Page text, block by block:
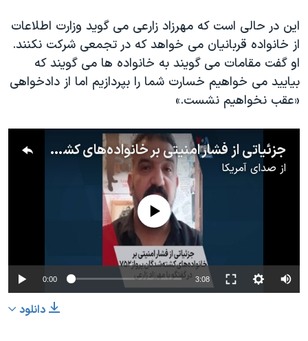
این در حالی است که مهرزاد زارعی می گوید وزارت اطلاعات
از خانواده قربانیان می خواهد که در تجمعی شرکت نکنند.
او گفت مقامات می گویند به خانواده ها می گویند که
بیایید می خواهیم خسارت شما را بپردازیم اما از دادخواهی
«عقب نخواهیم نشست.»
جزئیاتی از فشار امنیتی بر خانواده‌های کشته‌شدگان پرواز۷۵۲ در گفتگو با مهرزاد زارعی
از صدای آمریکا
No media source currently available
0:00 3:08
دانلود